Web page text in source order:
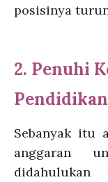
posisinya
2. Penuhi
Sebanyak itu
anggaran
didahulukan